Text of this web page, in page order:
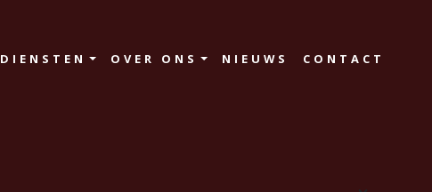
DIENSTEN OVER ONS NIEUWS CONTACT